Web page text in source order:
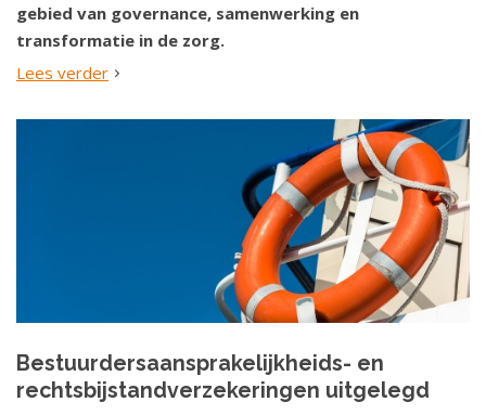
gebied van governance, samenwerking en
transformatie in de zorg.
Lees verder
Bestuurdersaansprakelijkheids- en
rechtsbijstandverzekeringen uitgelegd